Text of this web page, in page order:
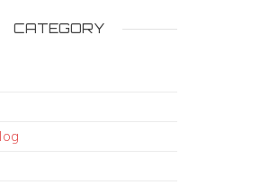
CATEGORY